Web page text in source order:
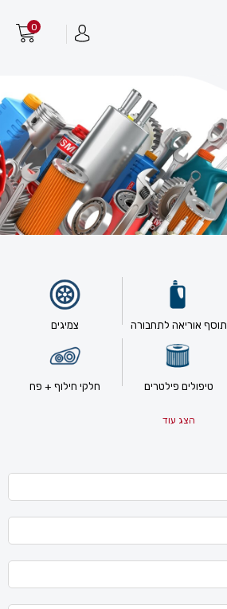
0
תוסף אוריאה לתחבורה צמיגים
טיפולים פילטרים חלקי חילוף + פח
הצג עוד